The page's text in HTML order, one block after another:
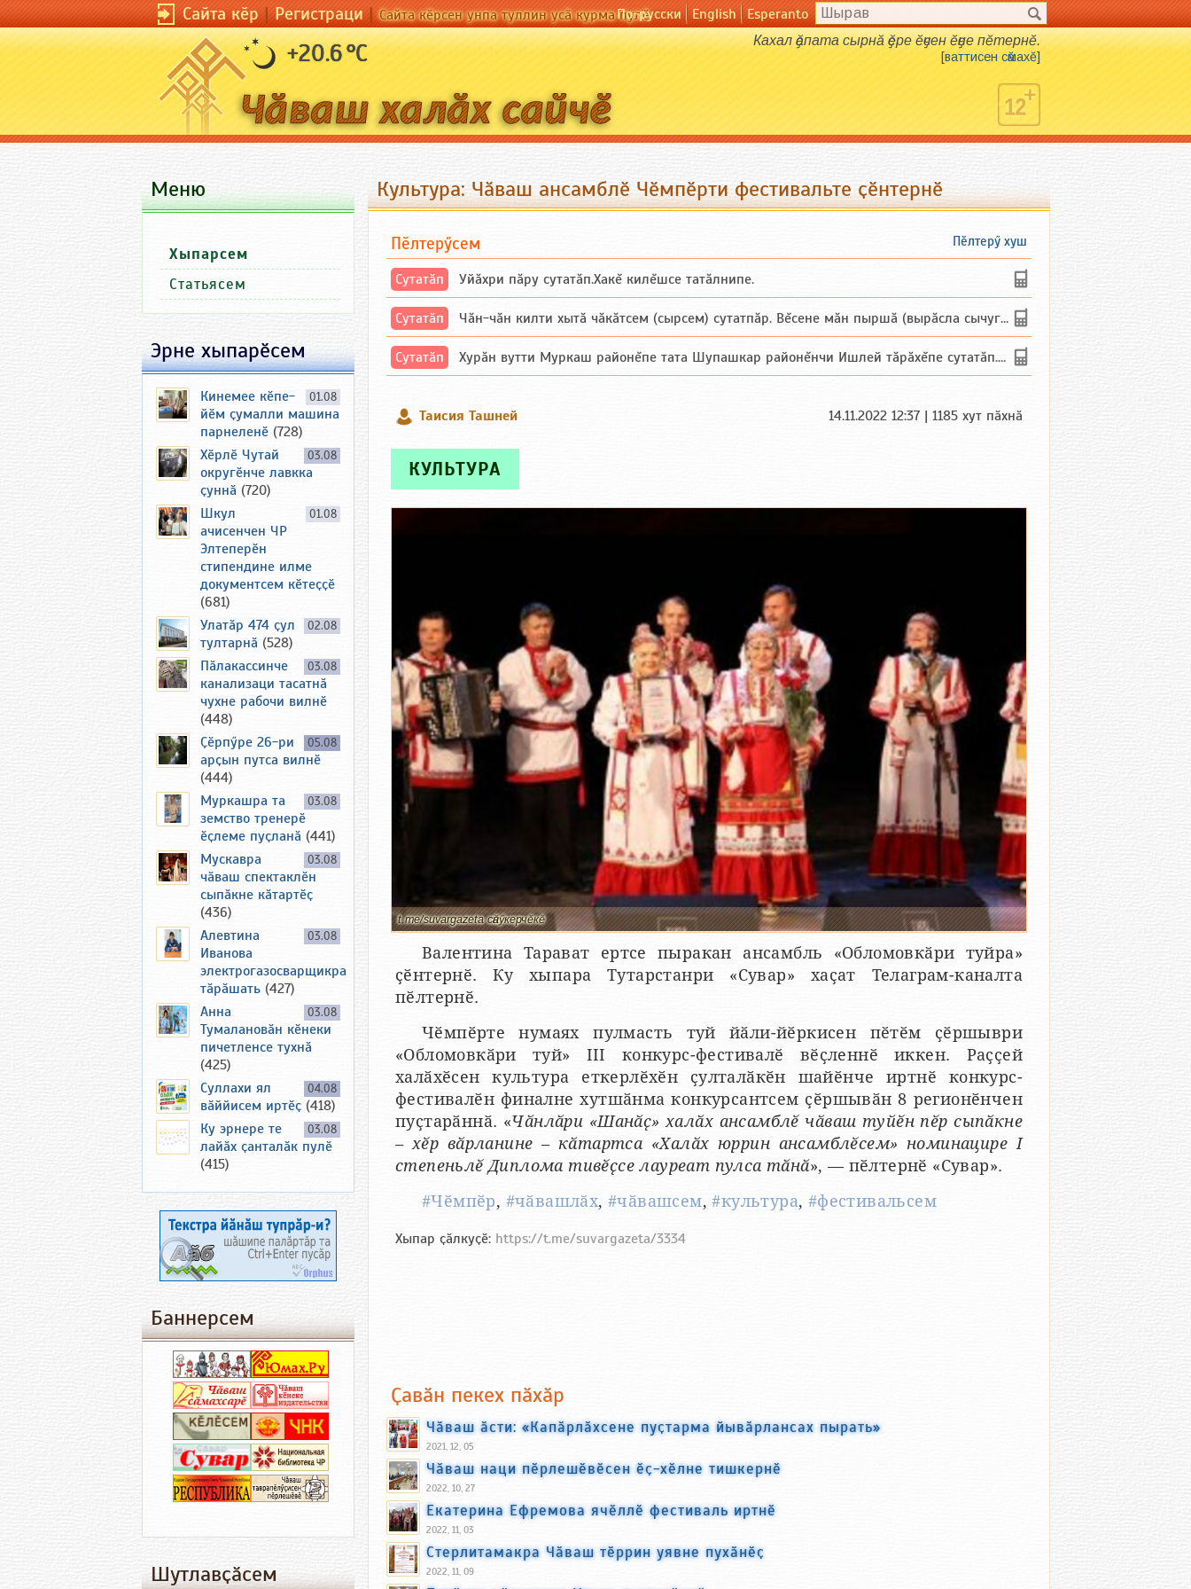
Сайта кӗр|Регистраци|Сайта кӗрсен унпа туллин усӑ курма пулӗПо-русски English Esperanto
+20.6 °C Кахал ҫӑпата сырнӑ ҫӗре ӗҫчен ӗҫне пӗтернӗ.
[ваттисен сӑмахӗ]
Культура: Чӑваш ансамблӗ Чӗмпӗрти фестивальте ҫӗнтернӗ
Пӗлтерӳ хуш
Пӗлтерӳсем
Сутатӑп Уйăхри пăру сутатăп.Хакĕ килĕшсе татăлнипе.
Сутатӑп Чăн-чăн килти хытă чăкăтсем (сырсем) сутатпăр. Вĕсене мăн пыршă (вырăсла сычуг) ...
Сутатӑп Хурăн вутти Муркаш районĕпе тата Шупашкар районĕнчи Ишлей тăрăхĕпе сутатăп. Ха...
Таисия Ташней 14.11.2022 12:37 | 1185 хут пӑхнӑ
КУЛЬТУРА
t.me/suvargazeta сӑнӳкерчӗкӗ
Валентина Тарават ертсе пыракан ансамбль «Обломовкӑри туйра»
ҫӗнтернӗ. Ку хыпара Тутарстанри «Сувар» хаҫат Телаграм-каналта
пӗлтернӗ.
Чӗмпӗрте нумаях пулмасть туй йӑли-йӗркисен пӗтӗм ҫӗршыври
«Обломовкӑри туй» III конкурс-фестивалӗ вӗҫленнӗ иккен. Раҫҫей
халӑхӗсен культура еткерлӗхӗн ҫулталӑкӗн шайӗнче иртнӗ конкурс-
фестивалӗн финалне хутшӑнма конкурсантсем ҫӗршывӑн 8 регионӗнчен
пуҫтарӑннӑ. «Чӑнлӑри «Шанӑҫ» халӑх ансамблӗ чӑваш туйӗн пӗр сыпӑкне
– хӗр вӑрланине – кӑтартса «Халӑх юррин ансамблӗсем» номинацире I
степеньлӗ Диплома тивӗҫсе лауреат пулса тӑнӑ», — пӗлтернӗ «Сувар».
#Чӗмпӗр, #чӑвашлӑх,#чӑвашсем,#культура, #фестивальсем
Хыпар ҫӑлкуҫӗ: https://t.me/suvargazeta/3334
Ҫавӑн пекех пӑхӑр
Чӑваш ӑсти: «Капӑрлӑхсене пуҫтарма йывӑрлансах пырать»
2021, 12, 05
Чӑваш наци пӗрлешӗвӗсен ӗҫ-хӗлне тишкернӗ
2022, 10, 27
Екатерина Ефремова ячӗллӗ фестиваль иртнӗ
2022, 11, 03
Стерлитамакра Чӑваш тӗррин уявне пухӑнӗҫ
2022, 11, 09
Меню
Хыпарсем
Статьясем
Эрне хыпарӗсем
01.08
Кинемее кӗпе-
йӗм ҫумалли машина
парнеленӗ (728)
03.08
Хӗрлӗ Чутай
округӗнче лавкка
ҫуннӑ (720)
01.08
Шкул
ачисенчен ЧР
Элтеперӗн
стипендине илме
документсем кӗтеҫҫӗ
(681)
02.08
Улатӑр 474 ҫул
тултарнӑ (528)
03.08
Пӑлакассинче
канализаци тасатнӑ
чухне рабочи вилнӗ
(448)
05.08
Ҫӗрпӳре 26-ри
арҫын путса вилнӗ
(444)
03.08
Муркашра та
земство тренерӗ
ӗҫлеме пуҫланӑ (441)
03.08
Мускавра
чӑваш спектаклӗн
сыпӑкне кӑтартӗҫ
(436)
03.08
Алевтина
Иванова
электрогазосварщикра
тӑрӑшать (427)
03.08
Анна
Тумалановӑн кӗнеки
пичетленсе тухнӑ
(425)
04.08
Суллахи ял
вӑййисем иртӗҫ (418)
03.08
Ку эрнере те
лайӑх ҫанталӑк пулӗ
(415)
Баннерсем
Шутлавҫӑсем